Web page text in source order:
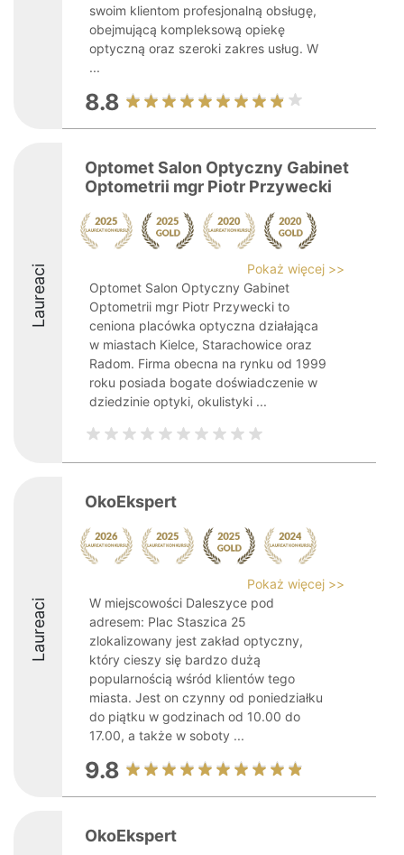
swoim klientom profesjonalną obsługę,
obejmującą kompleksową opiekę
optyczną oraz szeroki zakres usług. W
...
8.8
Laureaci
Optomet Salon Optyczny Gabinet
Optometrii mgr Piotr Przywecki
Pokaż więcej >>
Optomet Salon Optyczny Gabinet
Optometrii mgr Piotr Przywecki to
ceniona placówka optyczna działająca
w miastach Kielce, Starachowice oraz
Radom. Firma obecna na rynku od 1999
roku posiada bogate doświadczenie w
dziedzinie optyki, okulistyki ...
Laureaci
OkoEkspert
Pokaż więcej >>
W miejscowości Daleszyce pod
adresem: Plac Staszica 25
zlokalizowany jest zakład optyczny,
który cieszy się bardzo dużą
popularnością wśród klientów tego
miasta. Jest on czynny od poniedziałku
do piątku w godzinach od 10.00 do
17.00, a także w soboty ...
9.8
OkoEkspert